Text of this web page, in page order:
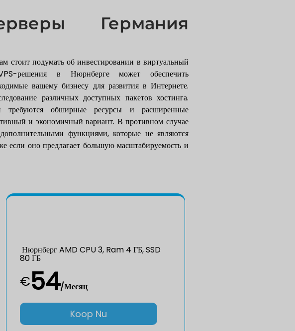
Германия
стоит подумать об инвестировании в виртуальный
решения в Нюрнберге может обеспечить
вашему бизнесу для развития в Интернете.
различных доступных пакетов хостинга.
требуются обширные ресурсы и расширенные
и экономичный вариант. В противном случае
функциями, которые не являются
если оно предлагает большую масштабируемость и
Нюрнберг AMD CPU 3, Ram 4 ГБ, SSD
80 ГБ
€54/Месяц
Koop Nu